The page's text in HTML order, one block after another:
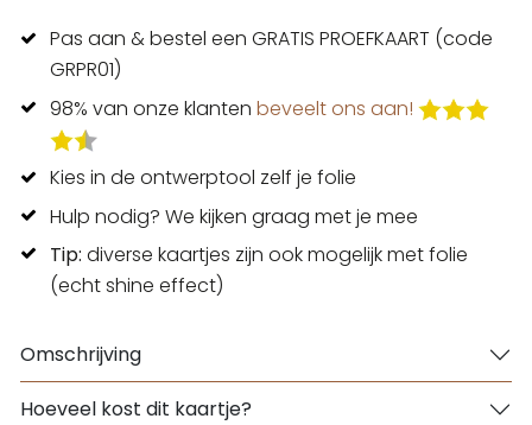
Pas aan & bestel een GRATIS PROEFKAART (code
GRPR01)
98% van onze klanten beveelt ons aan!
Kies in de ontwerptool zelf je folie
Hulp nodig? We kijken graag met je mee
Tip: diverse kaartjes zijn ook mogelijk met folie
(echt shine effect)
Omschrijving
Hoeveel kost dit kaartje?